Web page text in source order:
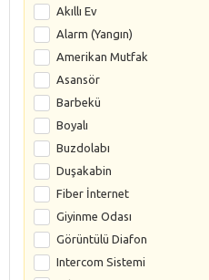
Akıllı Ev
Alarm (Yangın)
Amerikan Mutfak
Asansör
Barbekü
Boyalı
Buzdolabı
Duşakabin
Fiber İnternet
Giyinme Odası
Görüntülü Diafon
Intercom Sistemi